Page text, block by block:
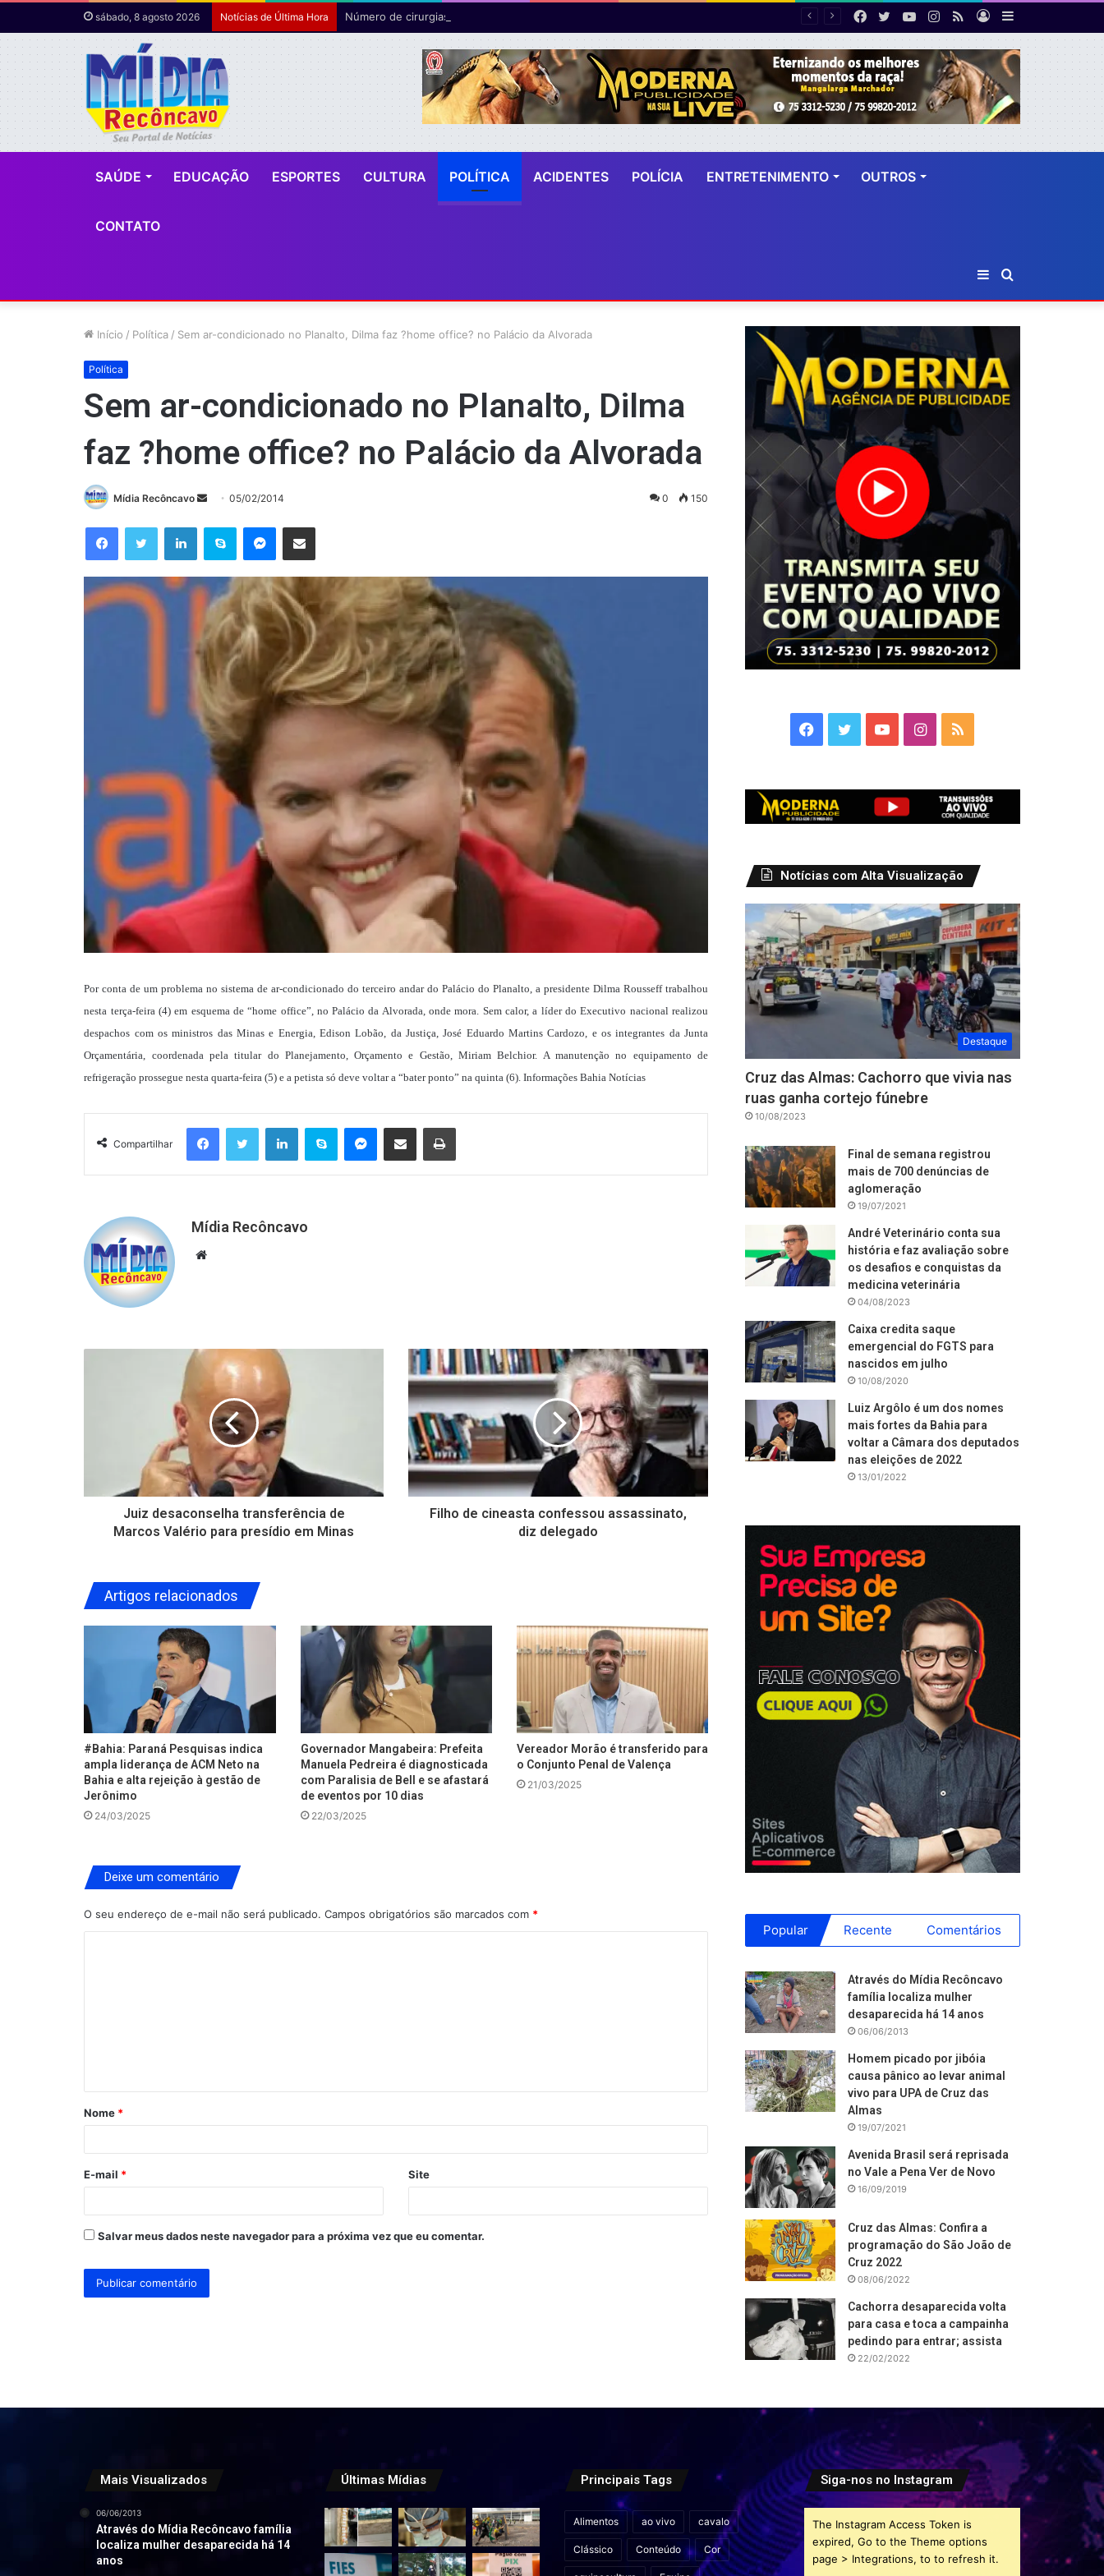
sábado, 8 agosto 2026 Notícias de Última Hora Número de cirurgias plásticas mamárias realizadas pelo SUS cresce 54% em dez anos
Barra
Lateral
Entrar
RSS
Instagram
YouTube
Twitter
Facebook
SAÚDE EDUCAÇÃO ESPORTES CULTURA POLÍTICA ACIDENTES POLÍCIA ENTRETENIMENTO OUTROS
CONTATO
por
Barra
Lateral
Início / Política / Sem ar-condicionado no Planalto, Dilma faz ?home office? no Palácio da Alvorada
Política
Sem ar-condicionado no Planalto, Dilma
faz ?home office? no Palácio da Alvorada
Mídia Recôncavo
Mande
e-
05/02/2014 0 150
FacebookTwitter LinkedinSkype Messenger
Compartilhar via e-mail
Por conta de um problema no sistema de ar-condicionado do terceiro andar do Palácio do Planalto, a presidente Dilma Rousseff trabalhou
nesta terça-feira (4) em esquema de “home office”, no Palácio da Alvorada, onde mora. Sem calor, a líder do Executivo nacional realizou
despachos com os ministros das Minas e Energia, Edison Lobão, da Justiça, José Eduardo Martins Cardozo, e os integrantes da Junta
Orçamentária, coordenada pela titular do Planejamento, Orçamento e Gestão, Miriam Belchior. A manutenção no equipamento de
refrigeração prossegue nesta quarta-feira (5) e a petista só deve voltar a “bater ponto” na quinta (6). Informações Bahia Notícias
Compartilhar
FacebookTwitter LinkedinSkype Messenger
Compartilhar via e-mail Imprimir
Mídia Recôncavo
Website
Juiz desaconselha transferência de
Marcos Valério para presídio em Minas
Filho de cineasta confessou assassinato,
diz delegado
Artigos relacionados
#Bahia: Paraná Pesquisas indica
ampla liderança de ACM Neto na
Bahia e alta rejeição à gestão de
Jerônimo
24/03/2025
Governador Mangabeira: Prefeita
Manuela Pedreira é diagnosticada
com Paralisia de Bell e se afastará
de eventos por 10 dias
22/03/2025
Vereador Morão é transferido para
o Conjunto Penal de Valença
21/03/2025
Deixe um comentário
O seu endereço de e-mail não será publicado. Campos obrigatórios são marcados com *
á
r
*
Nome *
E-mail * Site
Salvar meus dados neste navegador para a próxima vez que eu comentar.
Facebook
TwitterYouTubeInstagram
RSS
Notícias com Alta Visualização
Destaque
Cruz das Almas: Cachorro que vivia nas
ruas ganha cortejo fúnebre
10/08/2023
Final de semana registrou
mais de 700 denúncias de
aglomeração
19/07/2021
André Veterinário conta sua
história e faz avaliação sobre
os desafios e conquistas da
medicina veterinária
04/08/2023
Caixa credita saque
emergencial do FGTS para
nascidos em julho
10/08/2020
Luiz Argôlo é um dos nomes
mais fortes da Bahia para
voltar a Câmara dos deputados
nas eleições de 2022
13/01/2022
Popular Recente Comentários
Através do Mídia Recôncavo
família localiza mulher
desaparecida há 14 anos
06/06/2013
Homem picado por jibóia
causa pânico ao levar animal
vivo para UPA de Cruz das
Almas
19/07/2021
Avenida Brasil será reprisada
no Vale a Pena Ver de Novo
16/09/2019
Cruz das Almas: Confira a
programação do São João de
Cruz 2022
08/06/2022
Cachorra desaparecida volta
para casa e toca a campainha
pedindo para entrar; assista
22/02/2022
Mais Visualizados
06/06/2013
Através do Mídia Recôncavo família
localiza mulher desaparecida há 14
anos
Últimas Mídias Principais Tags
Alimentos ao vivo cavalo
Clássico Conteúdo Cor
Siga-nos no Instagram
The Instagram Access Token is
expired, Go to the Theme options
page > Integrations, to to refresh it.